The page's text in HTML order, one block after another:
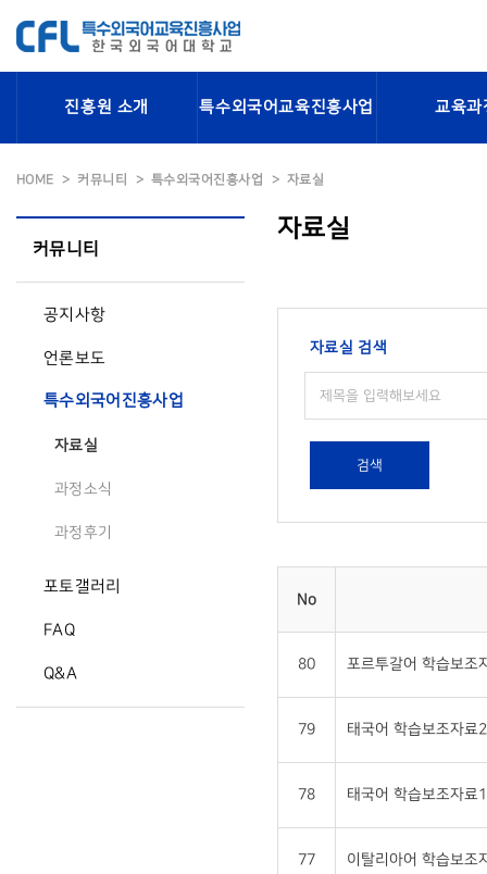
진흥원 소개 특수외국어교육진흥사업 교육과
HOME 커뮤니티 특수외국어진흥사업 자료실
커뮤니티
공지사항
언론보도
특수외국어진흥사업
자료실
과정소식
과정후기
포토갤러리
FAQ
Q&A
자료실
자료실 검색
검색
No
80 포르투갈어 학습보조
79 태국어 학습보조자료
78 태국어 학습보조자료
77 이탈리아어 학습보조